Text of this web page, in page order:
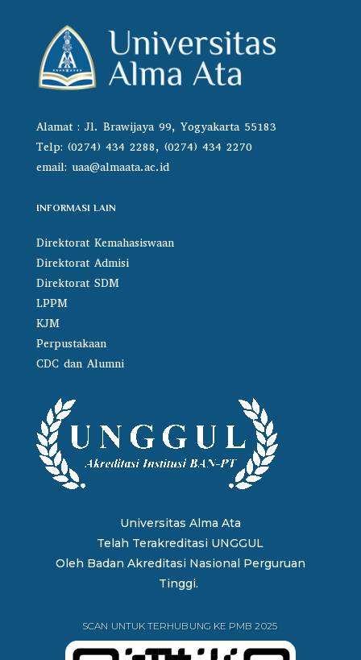
Alamat : Jl. Brawijaya 99, Yogyakarta 55183
Telp: (0274) 434 2288, (0274) 434 2270
email: uaa@almaata.ac.id
INFORMASI LAIN
Direktorat Kemahasiswaan
Direktorat Admisi
Direktorat SDM
LPPM
KJM
Perpustakaan
CDC dan Alumni
Universitas Alma Ata
Telah Terakreditasi UNGGUL
Oleh Badan Akreditasi Nasional Perguruan
Tinggi.
SCAN UNTUK TERHUBUNG KE PMB 2025